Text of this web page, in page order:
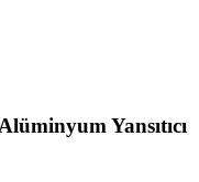
Yansıtıcı